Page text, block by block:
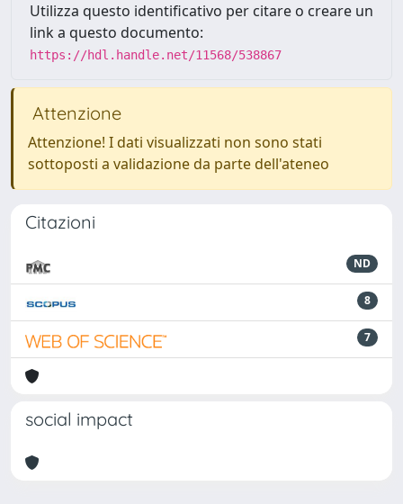
Utilizza questo identificativo per citare o creare un
link a questo documento:
https://hdl.handle.net/11568/538867
Attenzione
Attenzione! I dati visualizzati non sono stati
sottoposti a validazione da parte dell'ateneo
Citazioni
ND
8
7
social impact